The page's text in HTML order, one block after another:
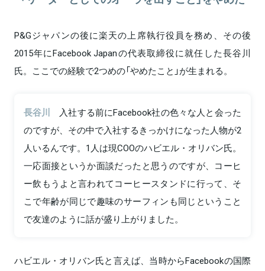
P&Gジャパンの後に楽天の上席執行役員を務め、その後
2015年にFacebook Japanの代表取締役に就任した長谷川
氏。ここでの経験で2つめの「やめたこと」が生まれる。
長谷川
入社する前にFacebook社の色々な人と会った
のですが、その中で入社するきっかけになった人物が2
人いるんです。1人は現COOのハビエル・オリバン氏。
一応面接というか面談だったと思うのですが、コーヒ
ー飲もうよと言われてコーヒースタンドに行って、そ
こで年齢が同じで趣味のサーフィンも同じということ
で友達のように話が盛り上がりました。
ハビエル・オリバン氏と言えば、当時からFacebookの国際